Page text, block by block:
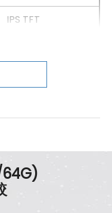
IPS TFT
f1.8
（30fps）